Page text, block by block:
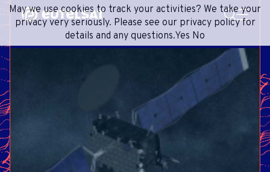
Content
Menu
Footer
SERVIÇOS DE SATÉLITE
ONEWEB LEO PARTNER PORTAL
PESQUISA
May we use cookies to track your activities? We take your
privacy very seriously. Please see our privacy policy for
details and any questions.Yes No